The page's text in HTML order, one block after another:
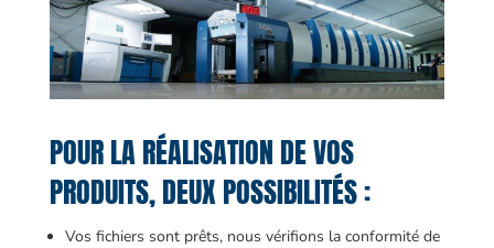
POUR LA RÉALISATION DE VOS
PRODUITS, DEUX POSSIBILITÉS :
Vos fichiers sont prêts, nous vérifions la conformité de